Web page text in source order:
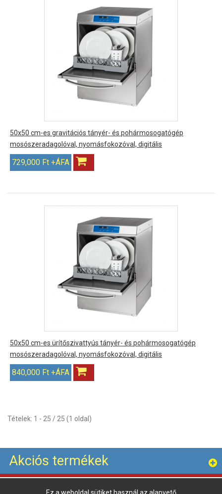
50x50 cm-es gravitációs tányér- és pohármosogatógép
mosószeradagolóval, nyomásfokozóval, digitális
729,000 Ft +ÁFA
50x50 cm-es ürítőszivattyús tányér- és pohármosogatógép
mosószeradagolóval, nyomásfokozóval, digitális
840,000 Ft +ÁFA
Tételek: 1 - 25 / 25 (1 oldal)
Akciós termékek